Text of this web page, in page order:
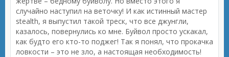
случайно наступил на веточку! И как истинный мастер
stealth, я выпустил такой треск, что все джунгли,
казалось, повернулись ко мне. Буйвол просто ускакал,
как будто его кто-то поджег! Так я понял, что прокачка
ловкости – это не зло, а настоящая необходимость!